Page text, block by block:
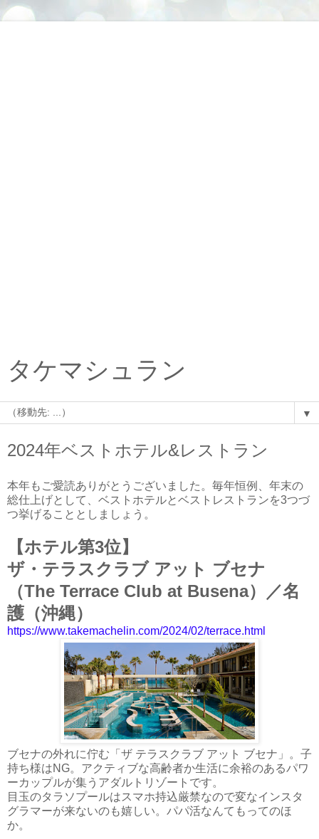
タケマシュラン
▼
2024年ベストホテル&レストラン
本年もご愛読ありがとうございました。毎年恒例、年末の
総仕上げとして、ベストホテルとベストレストランを3つづ
つ挙げることとしましょう。
【ホテル第3位】
ザ・テラスクラブ アット ブセナ
（The Terrace Club at Busena）／名
護（沖縄）
https://www.takemachelin.com/2024/02/terrace.html
ブセナの外れに佇む「ザ テラスクラブ アット ブセナ」。子
持ち様はNG。アクティブな高齢者か生活に余裕のあるパワ
ーカップルが集うアダルトリゾートです。
目玉のタラソプールはスマホ持込厳禁なので変なインスタ
グラマーが来ないのも嬉しい。パパ活なんてもってのほ
か。